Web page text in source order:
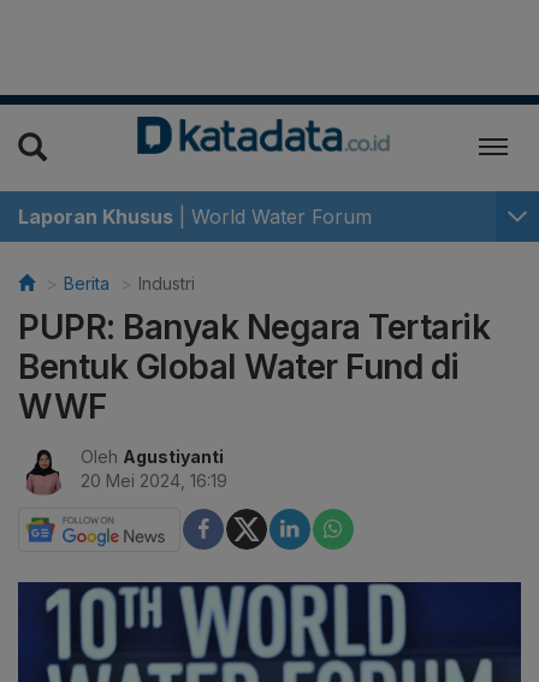
Laporan Khusus World Water Forum
Berita Industri
PUPR: Banyak Negara Tertarik
Bentuk Global Water Fund di
WWF
Oleh Agustiyanti
20 Mei 2024, 16:19